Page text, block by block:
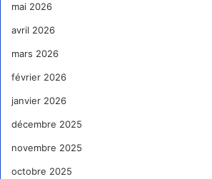
mai 2026
avril 2026
mars 2026
février 2026
janvier 2026
décembre 2025
novembre 2025
octobre 2025